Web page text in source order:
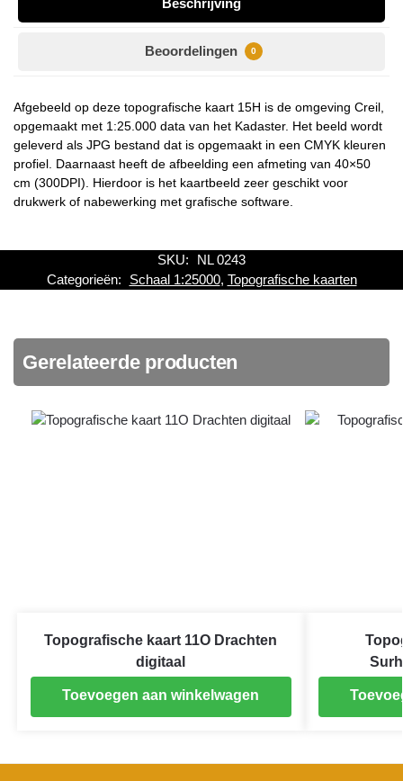
Beoordelingen 0
Afgebeeld op deze topografische kaart 15H is de omgeving Creil,
opgemaakt met 1:25.000 data van het Kadaster. Het beeld wordt
geleverd als JPG bestand dat is opgemaakt in een CMYK kleuren
profiel. Daarnaast heeft de afbeelding een afmeting van 40×50
cm (300DPI). Hierdoor is het kaartbeeld zeer geschikt voor
drukwerk of nabewerking met grafische software.
SKU:
NL 0243
Categorieën:
Schaal 1:25000, Topografische kaarten
Gerelateerde producten
Topografische kaart 11O Drachten
digitaal
Toevoegen aan winkelwagen